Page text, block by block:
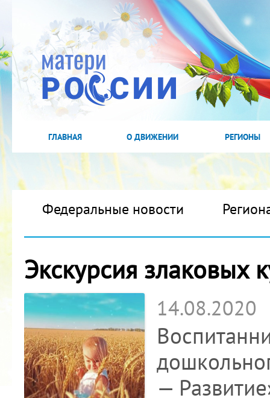
ГЛАВНАЯ О ДВИЖЕНИИ РЕГИОНЫ
Федеральные новости
Экскурсия злаковых
14.08.2020
—